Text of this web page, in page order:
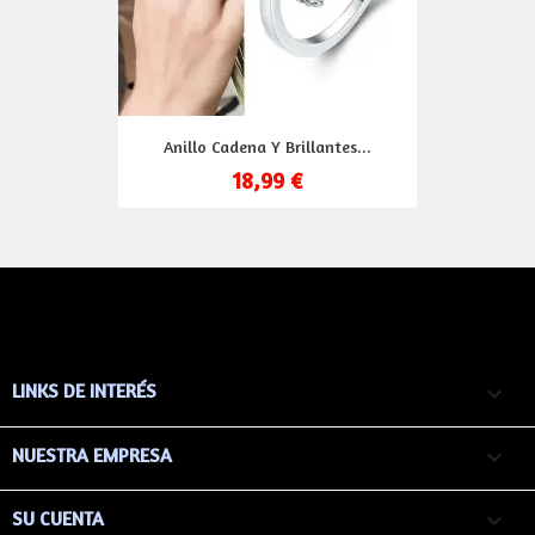
Anillo Cadena Y Brillantes...
18,99 €
LINKS DE INTERÉS 
NUESTRA EMPRESA 
SU CUENTA 